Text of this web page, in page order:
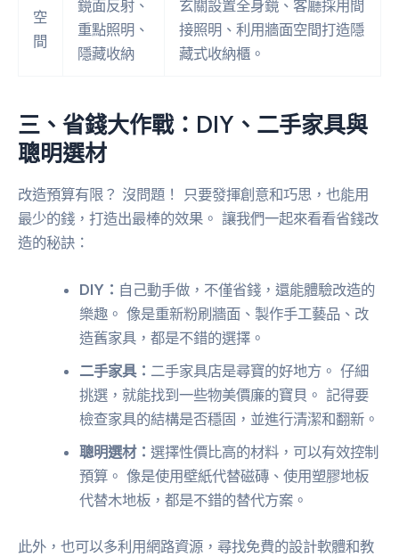
空
間
鏡面反射、
重點照明、
隱藏收納
玄關設置全身鏡、客廳採用間
接照明、利用牆面空間打造隱
藏式收納櫃。
三、省錢大作戰：DIY、二手家具與
聰明選材
改造預算有限？ 沒問題！ 只要發揮創意和巧思，也能用
最少的錢，打造出最棒的效果。 讓我們一起來看看省錢改
造的秘訣：
DIY： 自己動手做，不僅省錢，還能體驗改造的
樂趣。 像是重新粉刷牆面、製作手工藝品、改
造舊家具，都是不錯的選擇。
二手家具： 二手家具店是尋寶的好地方。 仔細
挑選，就能找到一些物美價廉的寶貝。 記得要
檢查家具的結構是否穩固，並進行清潔和翻新。
聰明選材：選擇性價比高的材料，可以有效控制
預算。 像是使用壁紙代替磁磚、使用塑膠地板
代替木地板，都是不錯的替代方案。
此外，也可以多利用網路資源，尋找免費的設計軟體和教